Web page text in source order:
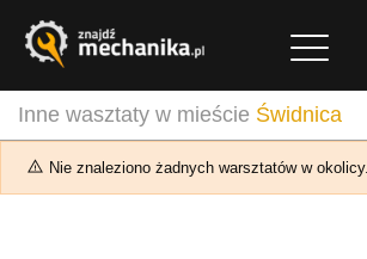
Inne wasztaty w mieście Świdnica
Nie znaleziono żadnych warsztatów w okolicy.